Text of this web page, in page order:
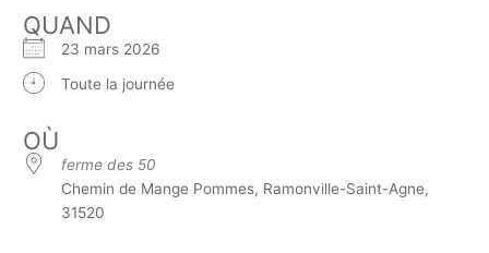
QUAND
23 mars 2026
Toute la journée
OÙ
ferme des 50
Chemin de Mange Pommes, Ramonville-Saint-Agne,
31520